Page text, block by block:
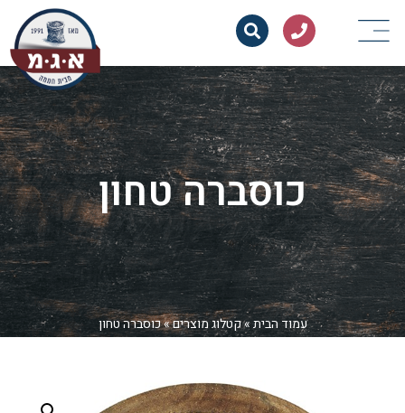
כוסברה טחון
עמוד הבית»קטלוג מוצרים»כוסברה טחון